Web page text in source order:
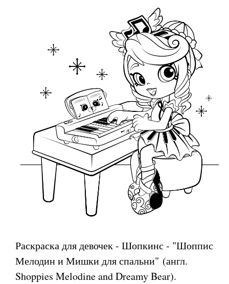
Раскраска для девочек - Шопкинс - "Шоппис
Мелодин и Мишки для спальни" (англ.
Shoppies Melodine and Dreamy Bear).